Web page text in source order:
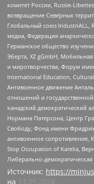
комитет России, Russie-
возвращение Северных
Глобальный союз IndustriALL,
медиа, Федерация
Германское общество
Эберта, XZ gGmbH,
и миротворчества, Форум
International Education,
Антивоенное движение
отношений и
канадский демократический
Нормана Патерсона, Центр
Свободу, Фонд имени
антивоенное сопротивление,
Stop Occupation of Karelia,
Либерально-
Источник: https://
на
13.05.2024